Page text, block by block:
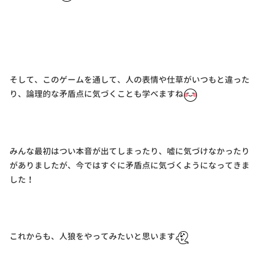
そして、このゲームを通して、人の表情や仕草がいつもと違った
り、論理的な矛盾点に気づくことも学べますね
みんな最初はつい本音が出てしまったり、嘘に気づけなかったり
がありましたが、今ではすぐに矛盾点に気づくようになってきま
した！
これからも、人狼をやってみたいと思います